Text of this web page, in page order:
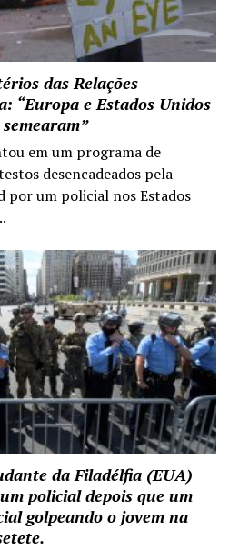
das Relações
“Europa e Estados Unidos
em um programa de
desencadeados pela
por um policial nos Estados
da Filadélfia (EUA)
policial depois que um
golpeando o jovem na